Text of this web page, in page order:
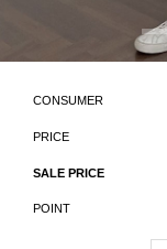
CONSUMER
PRICE
SALE PRICE
POINT